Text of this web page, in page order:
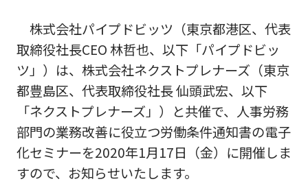
株式会社パイプドビッツ（東京都港区、代表
取締役社長CEO 林哲也、以下「パイプドビッ
ツ」）は、株式会社ネクストプレナーズ（東京
都豊島区、代表取締役社長 仙頭武宏、以下
「ネクストプレナーズ」）と共催で、人事労務
部門の業務改善に役立つ労働条件通知書の電子
化セミナーを2020年1月17日（金）に開催しま
すので、お知らせいたします。